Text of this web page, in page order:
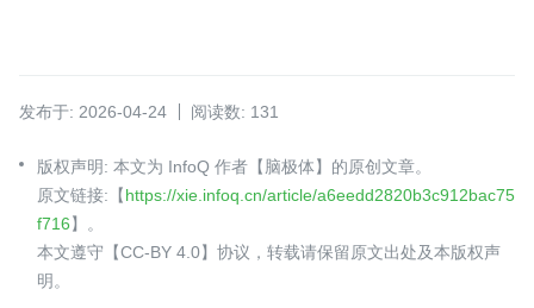
发布于: 2026-04-24 阅读数: 131
版权声明: 本文为 InfoQ 作者【脑极体】的原创文章。
原文链接:【https://xie.infoq.cn/article/a6eedd2820b3c912bac75
f716】。
本文遵守【CC-BY 4.0】协议，转载请保留原文出处及本版权声
明。